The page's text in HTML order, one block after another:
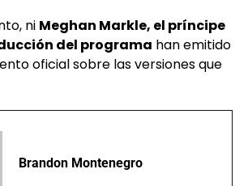
ni Meghan Markle, el príncipe
del programa han emitido
oficial sobre las versiones que
Brandon Montenegro